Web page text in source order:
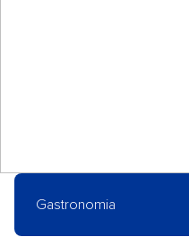
Gastronomia